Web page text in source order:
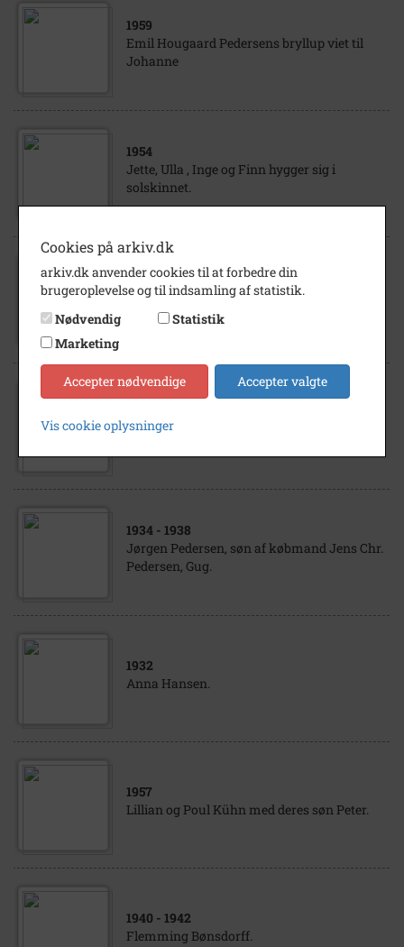
1959
Emil Hougaard Pedersens bryllup viet til
Johanne
1954
Jette, Ulla , Inge og Finn hygger sig i
solskinnet.
1958
Inge, Jørn og Finn ved deres cykler på
Gugvej 211.
Lillian Kvist, Inge Jensen og moster Aase.
1934 - 1938
Jørgen Pedersen, søn af købmand Jens Chr.
Pedersen, Gug.
1932
Anna Hansen.
1957
Lillian og Poul Kühn med deres søn Peter.
1940 - 1942
Flemming Bønsdorff.
Cookies på arkiv.dk
arkiv.dk anvender cookies til at forbedre din
brugeroplevelse og til indsamling af statistik.
Nødvendig
Statistik
Marketing
Accepter nødvendige Accepter valgte
Vis cookie oplysninger